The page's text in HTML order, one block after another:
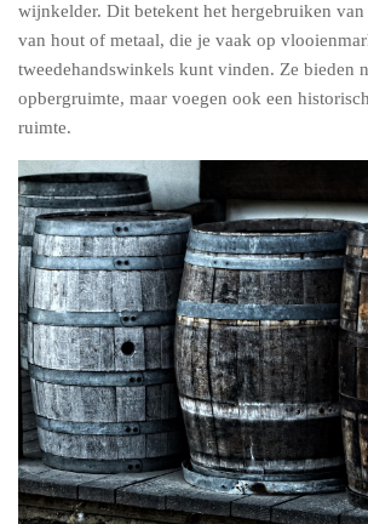
wijnkelder. Dit betekent het hergebruiken
van hout of metaal, die je vaak op
tweedehandswinkels kunt vinden. Ze bieden
opbergruimte, maar voegen ook een
ruimte.